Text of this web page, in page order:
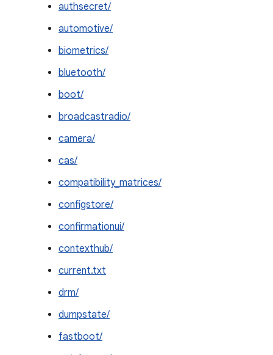
authsecret/
automotive/
biometrics/
bluetooth/
boot/
broadcastradio/
camera/
cas/
compatibility_matrices/
configstore/
confirmationui/
contexthub/
current.txt
drm/
dumpstate/
fastboot/